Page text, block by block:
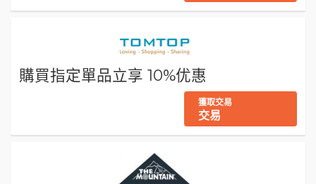
購買指定單品立享 10%优惠
獲取交易
交易